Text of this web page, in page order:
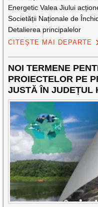
Energetic Valea Jiului
Societății Naționale de
Detalierea principalelor
CITEȘTE MAI DEPARTE
NOI TERMENE
PROIECTELOR PE
JUSTĂ ÎN JUDEȚUL